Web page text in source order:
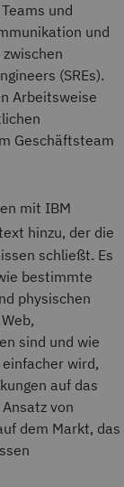
und
und
(SREs).
Arbeitsweise
Geschäftsteam
mit IBM
hinzu, der die
schließt. Es
bestimmte
physischen
sind und wie
wird,
auf das
von
dem Markt, das